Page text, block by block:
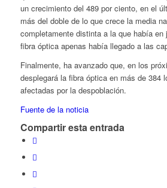
un crecimiento del 489 por ciento, en el
más del doble de lo que crece la media
completamente distinta a la que había en
fibra óptica apenas había llegado a las
Finalmente, ha avanzado que, en los
desplegará la fibra óptica en más de 384
afectadas por la despoblación.
Fuente de la noticia
Compartir esta entrada